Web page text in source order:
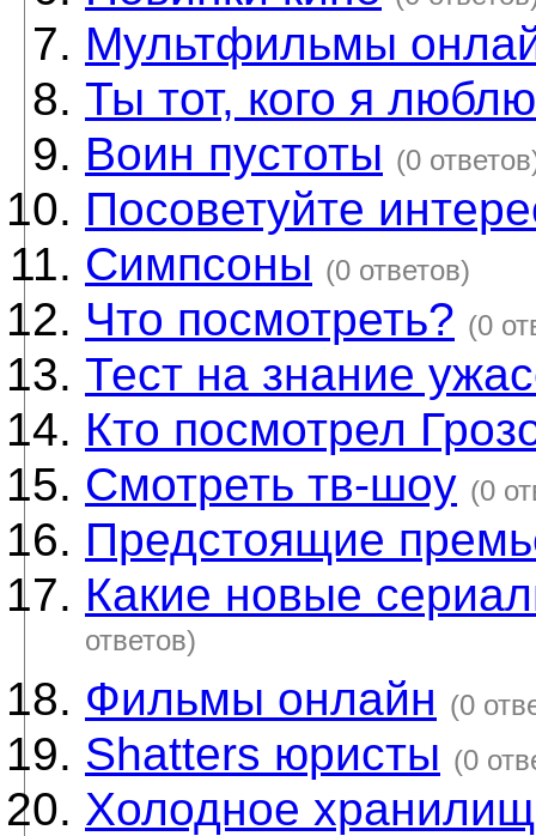
Мультфильмы
Ты тот, кого я
Воин пустоты (0
Посоветуйте
Симпсоны (0 ответов)
Что посмотреть? (0
Тест на знание
Кто посмотрел
Смотреть тв-шоу (0
Предстоящие
Какие новые
ответов)
Фильмы онлайн (0
Shatters юристы (0
Холодное